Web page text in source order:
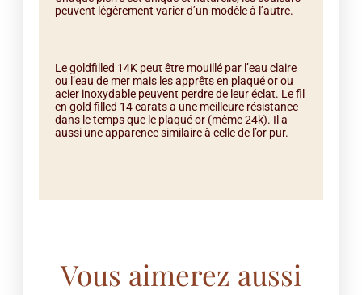
peuvent légèrement varier d’un modèle à l’autre.
Le goldfilled 14K peut être mouillé par l’eau claire
ou l’eau de mer mais les apprêts en plaqué or ou
acier inoxydable peuvent perdre de leur éclat. Le fil
en gold filled 14 carats a une meilleure résistance
dans le temps que le plaqué or (même 24k). Il a
aussi une apparence similaire à celle de l’or pur.
Vous aimerez aussi